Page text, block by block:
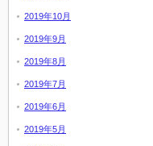
2019年10月
2019年9月
2019年8月
2019年7月
2019年6月
2019年5月